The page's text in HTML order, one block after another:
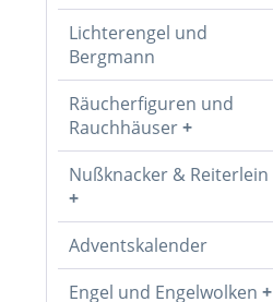
Lichterengel und
Bergmann
Räucherfiguren und
Rauchhäuser
Nußknacker & Reiterlein
Adventskalender
Engel und Engelwolken